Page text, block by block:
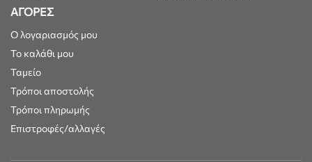
ΑΓΟΡΕΣ
Ο λογαριασμός μου
Το καλάθι μου
Ταμείο
Τρόποι αποστολής
Τρόποι πληρωμής
Επιστροφές/αλλαγές